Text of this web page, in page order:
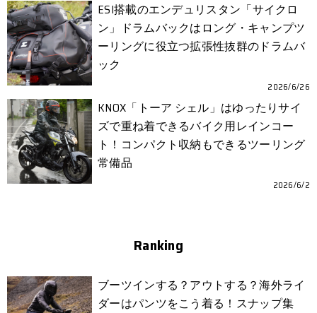
ESI搭載のエンデュリスタン「サイクロ
ン」ドラムバックはロング・キャンプツ
ーリングに役立つ拡張性抜群のドラムバ
ック
2026/6/26
KNOX「トーア シェル」はゆったりサイ
ズで重ね着できるバイク用レインコー
ト！コンパクト収納もできるツーリング
常備品
2026/6/2
Ranking
ブーツインする？アウトする？海外ライ
ダーはパンツをこう着る！スナップ集